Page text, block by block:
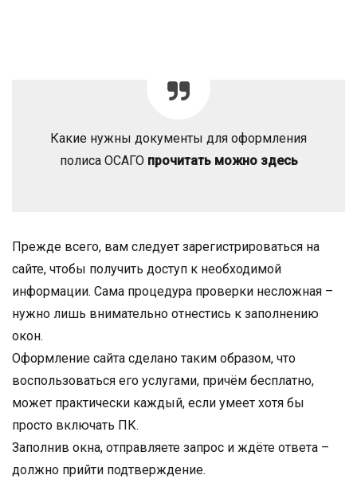
Какие нужны документы для оформления
полиса ОСАГО прочитать можно здесь
Прежде всего, вам следует зарегистрироваться на
сайте, чтобы получить доступ к необходимой
информации. Сама процедура проверки несложная –
нужно лишь внимательно отнестись к заполнению
окон.
Оформление сайта сделано таким образом, что
воспользоваться его услугами, причём бесплатно,
может практически каждый, если умеет хотя бы
просто включать ПК.
Заполнив окна, отправляете запрос и ждёте ответа –
должно прийти подтверждение.